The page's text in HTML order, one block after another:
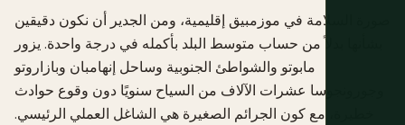
صورة السلامة في موزمبيق إقليمية، ومن الجدير أن نكون دقيقين
بشأنها بدلاً من حساب متوسط البلد بأكمله في درجة واحدة. يزور
مابوتو والشواطئ الجنوبية وساحل إنهامبان وبازاروتو
وجورونجوسا عشرات الآلاف من السياح سنويًا دون وقوع حوادث
خطيرة، مع كون الجرائم الصغيرة هي الشاغل العملي الرئيسي.